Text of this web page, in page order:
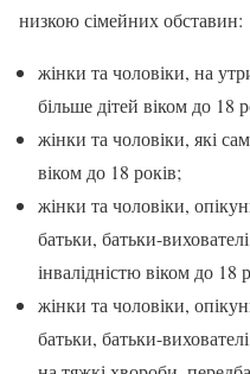
низкою сімейних обставин:
жінки та чоловіки, на
більше дітей віком до 18
жінки та чоловіки, які
віком до 18 років;
жінки та чоловіки,
батьки, батьки-
інвалідністю віком до 18
жінки та чоловіки,
батьки, батьки-